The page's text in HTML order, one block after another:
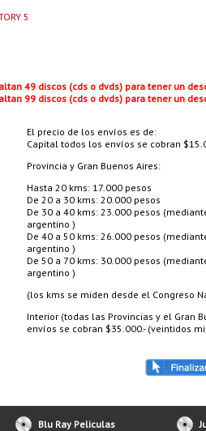
5
49 discos (cds o dvds) para tener un
99 discos (cds o dvds) para tener un
El precio de los envíos es de:
Capital todos los envíos se cobran
Provincia y Gran Buenos Aires:
Hasta 20 kms: 17.000 pesos
De 20 a 30 kms: 20.000 pesos
De 30 a 40 kms: 23.000 pesos
argentino )
De 40 a 50 kms: 26.000 pesos
argentino )
De 50 a 70 kms: 30.000 pesos
argentino )
(los kms se miden desde el Congreso
Interior (todas las Provincias y el Gran
envíos se cobran $35.000.- (veintidos
Blu Ray Peliculas